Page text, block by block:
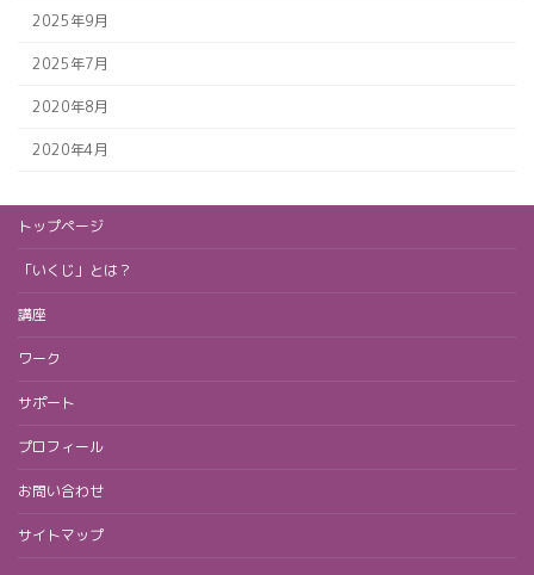
2025年9月
2025年7月
2020年8月
2020年4月
トップページ
「いくじ」とは？
講座
ワーク
サポート
プロフィール
お問い合わせ
サイトマップ